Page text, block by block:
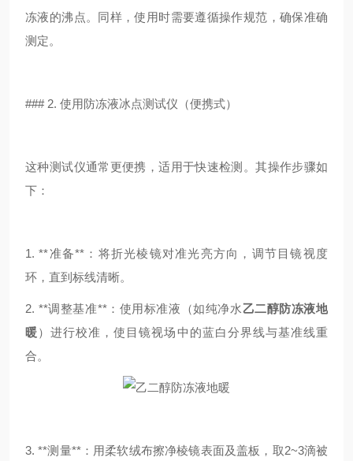
冻液的沸点。同样，使用时需要遵循操作规范，确保准确
测定。
### 2. 使用防冻液冰点测试仪（便携式）
这种测试仪通常更便携，适用于快速检测。其操作步骤如
下：
1. **准备**：将折光棱镜对准光亮方向，调节目镜视度
环，直到标线清晰。
2. **调整基准**：使用标准液（如纯净水乙二醇防冻液地
暖）进行校准，使目镜视场中的蓝白分界线与基准线重
合。
3. **测量**：用柔软绒布擦净棱镜表面及盖板，取2~3滴被